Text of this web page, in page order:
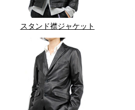
スタンド襟ジャケット